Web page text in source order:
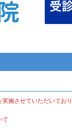
施させていただいてお
て